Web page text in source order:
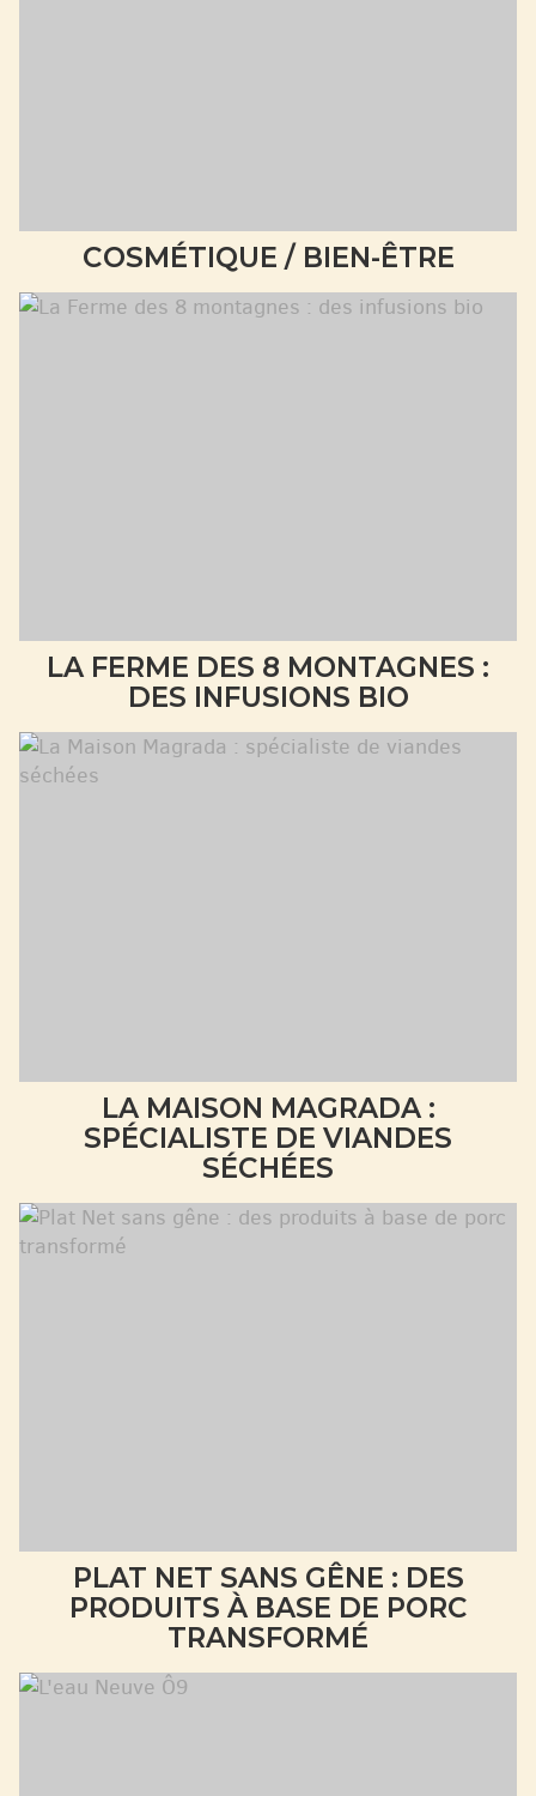
COSMÉTIQUE / BIEN-ÊTRE
LA FERME DES 8 MONTAGNES :
DES INFUSIONS BIO
LA MAISON MAGRADA :
SPÉCIALISTE DE VIANDES
SÉCHÉES
PLAT NET SANS GÊNE : DES
PRODUITS À BASE DE PORC
TRANSFORMÉ